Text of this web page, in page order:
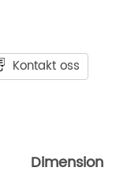
Kontakt oss
Dimension